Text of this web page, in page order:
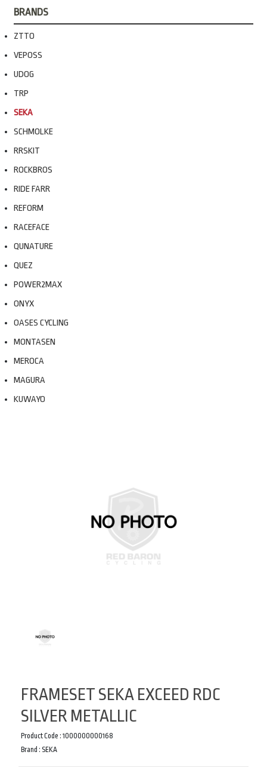
BRANDS
ZTTO
VEPOSS
UDOG
TRP
SEKA
SCHMOLKE
RRSKIT
ROCKBROS
RIDE FARR
REFORM
RACEFACE
QUNATURE
QUEZ
POWER2MAX
ONYX
OASES CYCLING
MONTASEN
MEROCA
MAGURA
KUWAYO
FRAMESET SEKA EXCEED RDC
SILVER METALLIC
Product Code : 1000000000168
Brand : SEKA